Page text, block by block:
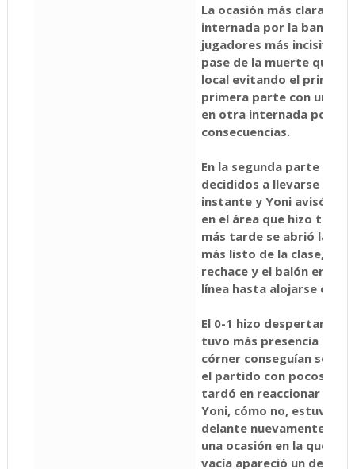
La ocasión más clara de
internada por la banda
jugadores más incisivos
pase de la muerte que
local evitando el primer
primera parte con un
en otra internada por la
consecuencias.
En la segunda parte
decididos a llevarse el
instante y Yoni avisó
en el área que hizo
más tarde se abrió la
más listo de la clase,
rechace y el balón entró
línea hasta alojarse en
El 0-1 hizo despertar al
tuvo más presencia en
córner conseguían
el partido con pocos
tardó en reaccionar el
Yoni, cómo no, estuvo a
delante nuevamente al
una ocasión en la que el
vacía apareció un